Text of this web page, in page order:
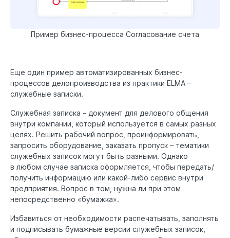
Пример бизнес-процесса Согласование счета
Еще один пример автоматизированных бизнес-
процессов делопроизводства из практики ELMA –
служебные записки.
Служебная записка – документ для делового общения
внутри компании, который используется в самых разных
целях. Решить рабочий вопрос, проинформировать,
запросить оборудование, заказать пропуск – тематики
служебных записок могут быть разными. Однако
в любом случае записка оформляется, чтобы передать/
получить информацию или какой-либо сервис внутри
предприятия. Вопрос в том, нужна ли при этом
непосредственно «бумажка».
Избавиться от необходимости распечатывать, заполнять
и подписывать бумажные версии служебных записок,